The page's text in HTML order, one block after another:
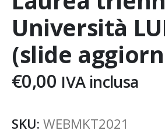
Università
(slide
€0,00 IVA inclusa
SKU: WEBMKT2021